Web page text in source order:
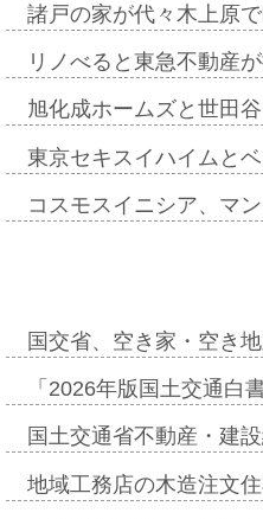
諸戸の家が代々木上原
リノべると東急不動産
旭化成ホームズと世田
東京セキスイハイムと
コスモスイニシア、マ
国交省、空き家・空き
「2026年版国土交通
国土交通省不動産・建
地域工務店の木造注文